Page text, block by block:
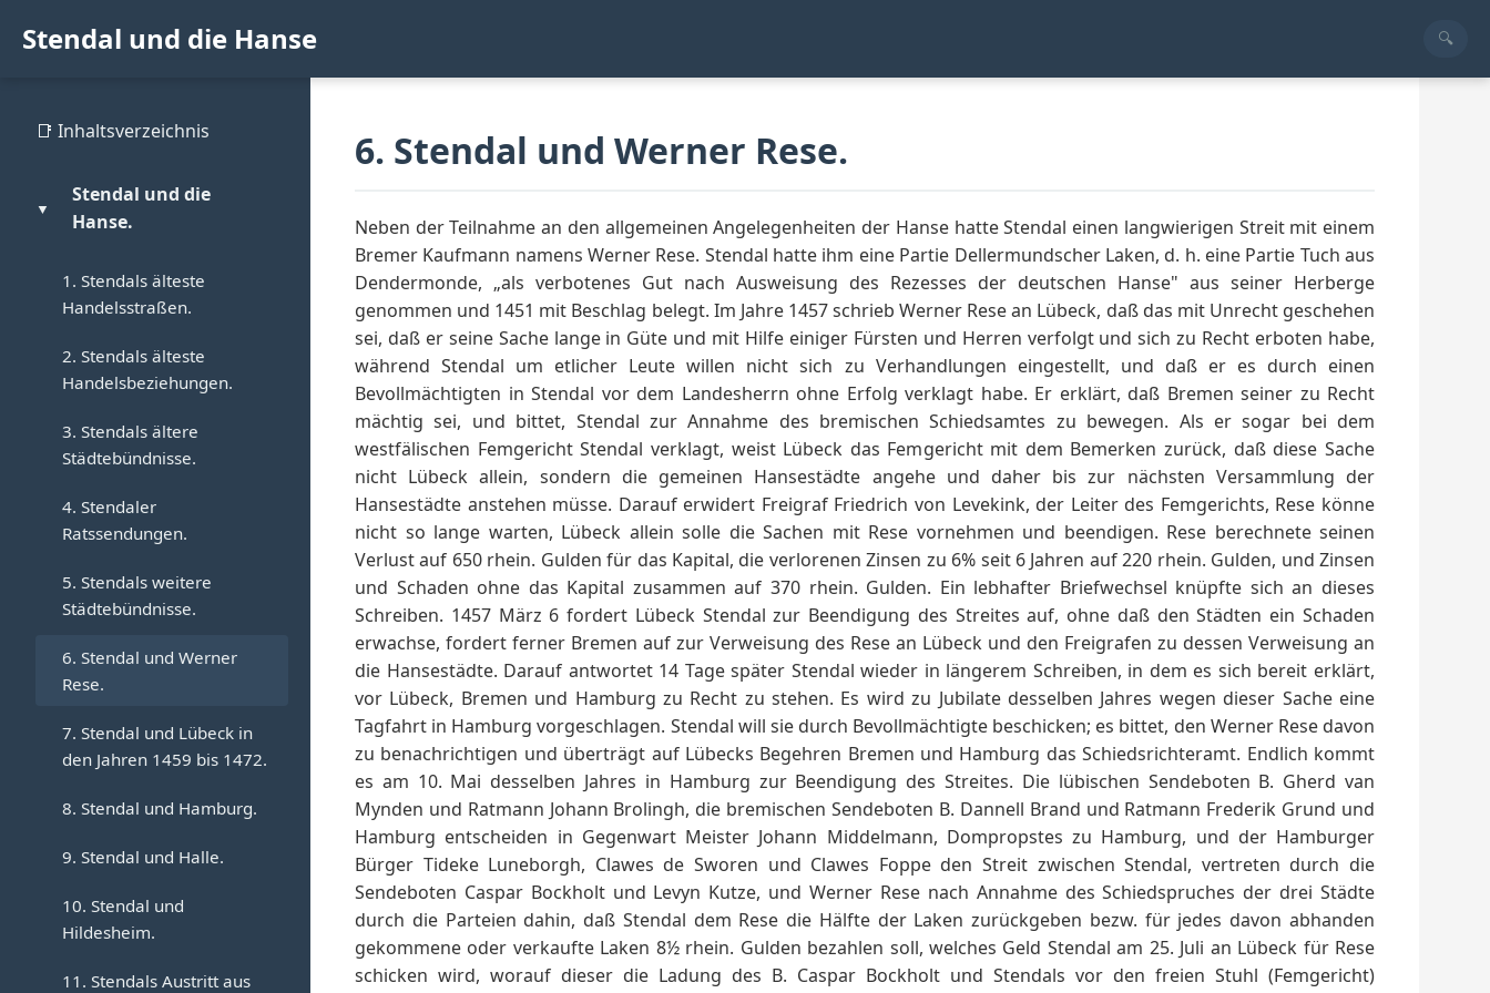
Stendal und die Hanse
📑 Inhaltsverzeichnis
▼
Stendal und die
Hanse.
1. Stendals älteste
Handelsstraßen.
2. Stendals älteste
Handelsbeziehungen.
3. Stendals ältere
Städtebündnisse.
4. Stendaler
Ratssendungen.
5. Stendals weitere
Städtebündnisse.
6. Stendal und Werner
Rese.
7. Stendal und Lübeck in
den Jahren 1459 bis 1472.
8. Stendal und Hamburg.
9. Stendal und Halle.
10. Stendal und
Hildesheim.
11. Stendals Austritt aus
6. Stendal und Werner Rese.
Neben der Teilnahme an den allgemeinen Angelegenheiten der Hanse hatte Stendal einen langwierigen Streit mit einem
Bremer Kaufmann namens Werner Rese. Stendal hatte ihm eine Partie Dellermundscher Laken, d. h. eine Partie Tuch aus
Dendermonde, „als verbotenes Gut nach Ausweisung des Rezesses der deutschen Hanse" aus seiner Herberge
genommen und 1451 mit Beschlag belegt. Im Jahre 1457 schrieb Werner Rese an Lübeck, daß das mit Unrecht geschehen
sei, daß er seine Sache lange in Güte und mit Hilfe einiger Fürsten und Herren verfolgt und sich zu Recht erboten habe,
während Stendal um etlicher Leute willen nicht sich zu Verhandlungen eingestellt, und daß er es durch einen
Bevollmächtigten in Stendal vor dem Landesherrn ohne Erfolg verklagt habe. Er erklärt, daß Bremen seiner zu Recht
mächtig sei, und bittet, Stendal zur Annahme des bremischen Schiedsamtes zu bewegen. Als er sogar bei dem
westfälischen Femgericht Stendal verklagt, weist Lübeck das Femgericht mit dem Bemerken zurück, daß diese Sache
nicht Lübeck allein, sondern die gemeinen Hansestädte angehe und daher bis zur nächsten Versammlung der
Hansestädte anstehen müsse. Darauf erwidert Freigraf Friedrich von Levekink, der Leiter des Femgerichts, Rese könne
nicht so lange warten, Lübeck allein solle die Sachen mit Rese vornehmen und beendigen. Rese berechnete seinen
Verlust auf 650 rhein. Gulden für das Kapital, die verlorenen Zinsen zu 6% seit 6 Jahren auf 220 rhein. Gulden, und Zinsen
und Schaden ohne das Kapital zusammen auf 370 rhein. Gulden. Ein lebhafter Briefwechsel knüpfte sich an dieses
Schreiben. 1457 März 6 fordert Lübeck Stendal zur Beendigung des Streites auf, ohne daß den Städten ein Schaden
erwachse, fordert ferner Bremen auf zur Verweisung des Rese an Lübeck und den Freigrafen zu dessen Verweisung an
die Hansestädte. Darauf antwortet 14 Tage später Stendal wieder in längerem Schreiben, in dem es sich bereit erklärt,
vor Lübeck, Bremen und Hamburg zu Recht zu stehen. Es wird zu Jubilate desselben Jahres wegen dieser Sache eine
Tagfahrt in Hamburg vorgeschlagen. Stendal will sie durch Bevollmächtigte beschicken; es bittet, den Werner Rese davon
zu benachrichtigen und überträgt auf Lübecks Begehren Bremen und Hamburg das Schiedsrichteramt. Endlich kommt
es am 10. Mai desselben Jahres in Hamburg zur Beendigung des Streites. Die lübischen Sendeboten B. Gherd van
Mynden und Ratmann Johann Brolingh, die bremischen Sendeboten B. Dannell Brand und Ratmann Frederik Grund und
Hamburg entscheiden in Gegenwart Meister Johann Middelmann, Dompropstes zu Hamburg, und der Hamburger
Bürger Tideke Luneborgh, Clawes de Sworen und Clawes Foppe den Streit zwischen Stendal, vertreten durch die
Sendeboten Caspar Bockholt und Levyn Kutze, und Werner Rese nach Annahme des Schiedspruches der drei Städte
durch die Parteien dahin, daß Stendal dem Rese die Hälfte der Laken zurückgeben bezw. für jedes davon abhanden
gekommene oder verkaufte Laken 8½ rhein. Gulden bezahlen soll, welches Geld Stendal am 25. Juli an Lübeck für Rese
schicken wird, worauf dieser die Ladung des B. Caspar Bockholt und Stendals vor den freien Stuhl (Femgericht)